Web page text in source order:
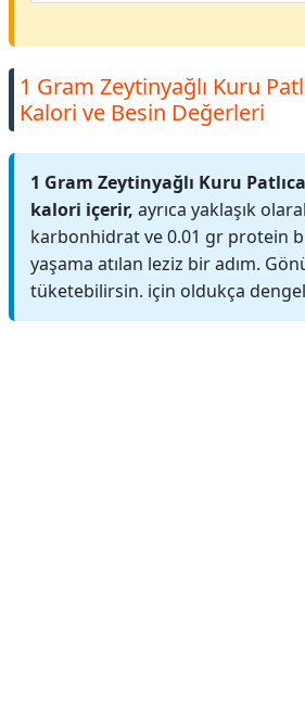
1 Gram Zeytinyağlı Kuru
Kalori ve Besin Değerleri
1 Gram Zeytinyağlı Kuru
kalori içerir, ayrıca yaklaşık
karbonhidrat ve 0.01 gr protein
yaşama atılan leziz bir adım.
tüketebilirsin. için oldukça